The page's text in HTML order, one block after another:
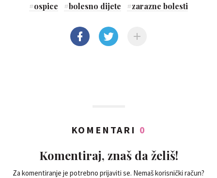
#ospice #bolesno dijete #zarazne bolesti
KOMENTARI 0
Komentiraj, znaš da želiš!
Za komentiranje je potrebno prijaviti se. Nemaš korisnički račun?